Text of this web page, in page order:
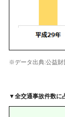
※データ出典:公益財
▼全交通事故件数に